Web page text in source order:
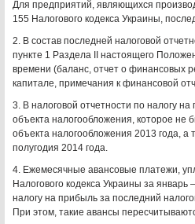
Для предприятий, являющихся
155 Налогового кодекса Украины,
2. В состав последней налоговой
пункте 1 Раздела II настоящего
времени (баланс, отчет о финансовых
капитале, примечания к финансовой
3. В налоговой отчетности по налогу
объекта налогообложения, которое не
объекта налогообложения 2013 года, а
полугодия 2014 года.
4. Ежемесячные авансовые платежи,
Налогового кодекса Украины за
налогу на прибыль за последний
При этом, такие авансы